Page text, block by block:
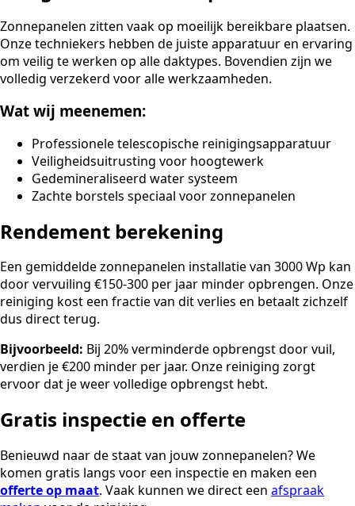
Zonnepanelen zitten vaak op moeilijk bereikbare plaatsen.
Onze techniekers hebben de juiste apparatuur en ervaring
om veilig te werken op alle daktypes. Bovendien zijn we
volledig verzekerd voor alle werkzaamheden.
Wat wij meenemen:
Professionele telescopische reinigingsapparatuur
Veiligheidsuitrusting voor hoogtewerk
Gedemineraliseerd water systeem
Zachte borstels speciaal voor zonnepanelen
Rendement berekening
Een gemiddelde zonnepanelen installatie van 3000 Wp kan
door vervuiling €150-300 per jaar minder opbrengen. Onze
reiniging kost een fractie van dit verlies en betaalt zichzelf
dus direct terug.
Bijvoorbeeld: Bij 20% verminderde opbrengst door vuil,
verdien je €200 minder per jaar. Onze reiniging zorgt
ervoor dat je weer volledige opbrengst hebt.
Gratis inspectie en offerte
Benieuwd naar de staat van jouw zonnepanelen? We
komen gratis langs voor een inspectie en maken een
offerte op maat. Vaak kunnen we direct een afspraak